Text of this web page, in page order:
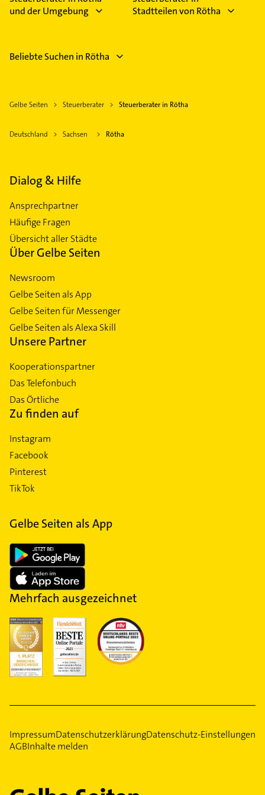
und der Umgebung
Stadtteilen von Rötha
Beliebte Suchen in Rötha
Gelbe Seiten Steuerberater Steuerberater in Rötha
Deutschland Sachsen Rötha
Dialog & Hilfe
Ansprechpartner
Häufige Fragen
Übersicht aller Städte
Über Gelbe Seiten
Newsroom
Gelbe Seiten als App
Gelbe Seiten für Messenger
Gelbe Seiten als Alexa Skill
Unsere Partner
Kooperationspartner
Das Telefonbuch
Das Örtliche
Zu finden auf
Instagram
Facebook
Pinterest
TikTok
Gelbe Seiten als App
Mehrfach ausgezeichnet
ImpressumDatenschutzerklärungDatenschutz-Einstellungen
AGBInhalte melden